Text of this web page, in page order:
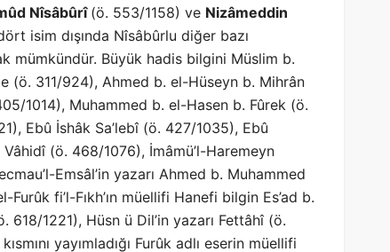
Nîsâbûrî (ö. 553/1158) ve Nizâmeddin
isim dışında Nîsâbûrlu diğer bazı
mümkündür. Büyük hadis bilgini Müslim b.
(ö. 311/924), Ahmed b. el-Hüseyn b. Mihrân
1014), Muhammed b. el-Hasen b. Fûrek (ö.
Ebû İshâk Sa’lebî (ö. 427/1035), Ebû
(ö. 468/1076), İmâmü’l-Haremeyn
Emsâl’in yazarı Ahmed b. Muhammed
fi’l-Fıkh’ın müellifi Hanefi bilgin Es’ad b.
1221), Hüsn ü Dil’in yazarı Fettâhî (ö.
yayımladığı Furûk adlı eserin müellifi